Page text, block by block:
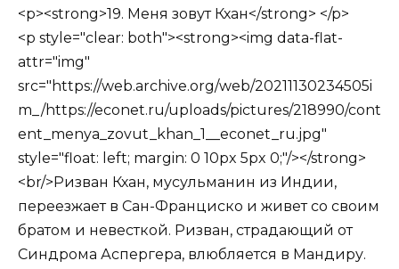
<p><strong>19. Меня зовут Кхан</strong> </p>
<p style="clear: both"><strong><img data-flat-
attr="img"
src="https://web.archive.org/web/20211130234505i
m_/https://econet.ru/uploads/pictures/218990/cont
ent_menya_zovut_khan_1__econet_ru.jpg"
style="float: left; margin: 0 10px 5px 0;"/></strong>
<br/>Ризван Кхан, мусульманин из Индии,
переезжает в Сан-Франциско и живет со своим
братом и невесткой. Ризван, страдающий от
Синдрома Аспергера, влюбляется в Мандиру.